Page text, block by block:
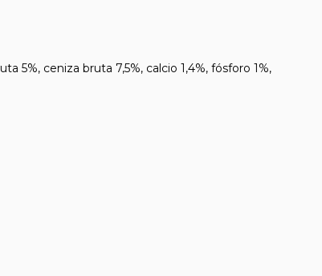
5%, ceniza bruta 7,5%, calcio 1,4%, fósforo 1%,